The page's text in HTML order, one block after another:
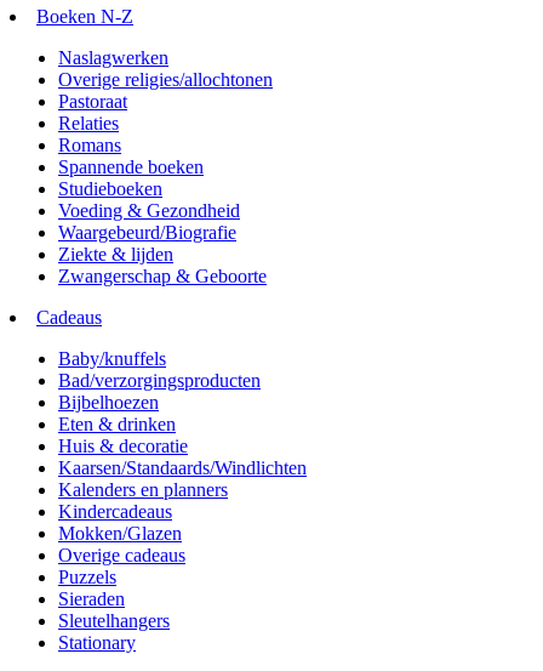
Boeken N-Z
Naslagwerken
Overige religies/allochtonen
Pastoraat
Relaties
Romans
Spannende boeken
Studieboeken
Voeding & Gezondheid
Waargebeurd/Biografie
Ziekte & lijden
Zwangerschap & Geboorte
Cadeaus
Baby/knuffels
Bad/verzorgingsproducten
Bijbelhoezen
Eten & drinken
Huis & decoratie
Kaarsen/Standaards/Windlichten
Kalenders en planners
Kindercadeaus
Mokken/Glazen
Overige cadeaus
Puzzels
Sieraden
Sleutelhangers
Stationary